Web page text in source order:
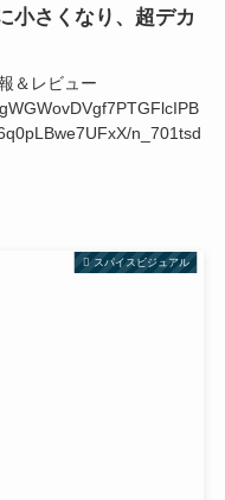
小さくなり、超デカ
＆レビュー
n_701tsd
スパイスビジュアル